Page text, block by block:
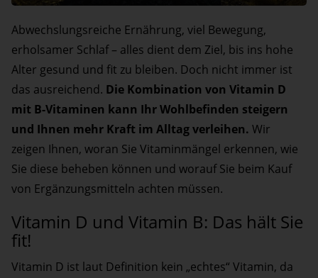
Abwechslungsreiche Ernährung, viel Bewegung,
erholsamer Schlaf – alles dient dem Ziel, bis ins hohe
Alter gesund und fit zu bleiben. Doch nicht immer ist
das ausreichend. Die Kombination von Vitamin D
mit B-Vitaminen kann Ihr Wohlbefinden steigern
und Ihnen mehr Kraft im Alltag verleihen. Wir
zeigen Ihnen, woran Sie Vitaminmängel erkennen, wie
Sie diese beheben können und worauf Sie beim Kauf
von Ergänzungsmitteln achten müssen.
Vitamin D und Vitamin B: Das hält Sie
fit!
Vitamin D ist laut Definition kein „echtes“ Vitamin, da